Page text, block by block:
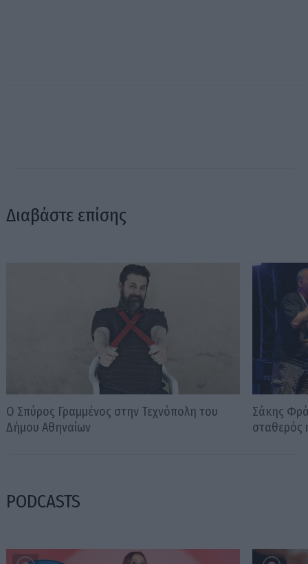
Διαβάστε επίσης
Ο Σπύρος Γραμμένος στην Τεχνόπολη του
Δήμου Αθηναίων
Σάκης
σταθερός
PODCASTS